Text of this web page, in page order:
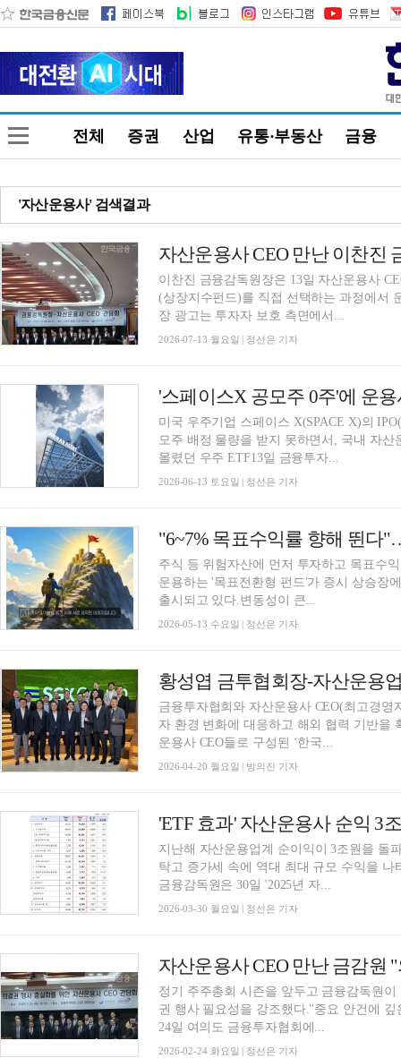
전체 증권 산업 유통·부동산 금융
'자산운용사' 검색결과
이찬진 금융감독원장은 13일 자산운용사
(상장지수펀드)를 직접 선택하는 과정에서
장 광고는 투자자 보호 측면에서...
2026-07-13 월요일 | 정선은 기자
'스페이스X 공모주 0주'에 운
미국 우주기업 스페이스 X(SPACE X)의
모주 배정 물량을 받지 못하면서, 국내 자
몰렸던 우주 ETF13일 금융투자...
2026-06-13 토요일 | 정선은 기자
"6~7% 목표수익률 향해 뛴다
주식 등 위험자산에 먼저 투자하고 목표수
운용하는 '목표전환형 펀드'가 증시 상승장
출시되고 있다.변동성이 큰...
2026-05-13 수요일 | 정선은 기자
금융투자협회와 자산운용사 CEO(최고경
자 환경 변화에 대응하고 해외 협력 기반을
운용사 CEO들로 구성된 ‘한국...
2026-04-20 월요일 | 방의진 기자
지난해 자산운용업계 순이익이 3조원을 돌
탁고 증가세 속에 역대 최대 규모 수익을 나
금융감독원은 30일 '2025년 자...
2026-03-30 월요일 | 정선은 기자
정기 주주총회 시즌을 앞두고 금융감독원이 자산운용사 CEO(최고경영자)에게 적극적인 의결
권 행사 필요성을 강조했다."중요 안건에
24일 여의도 금융투자협회에...
2026-02-24 화요일 | 정선은 기자